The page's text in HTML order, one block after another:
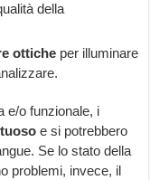
della
ottiche per illuminare
e/o funzionale, i
e si potrebbero
Se lo stato della
problemi, invece, il